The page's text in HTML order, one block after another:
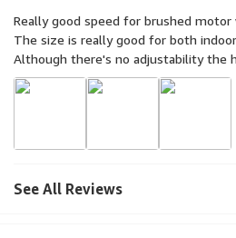
Really good speed for brushed
The size is really good for both
Although there's no adjustability the
See All Reviews